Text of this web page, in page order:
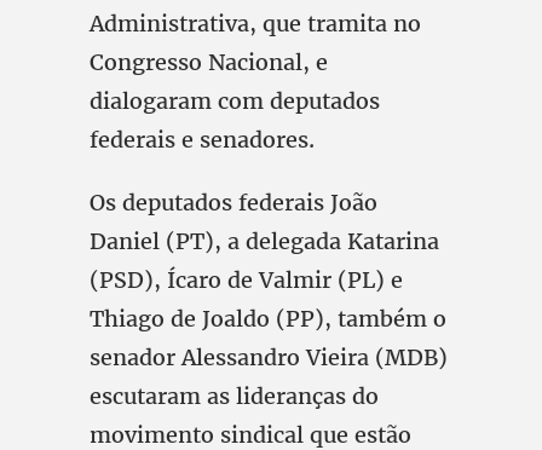
Administrativa, que tramita no
Congresso Nacional, e
dialogaram com deputados
federais e senadores.
Os deputados federais João
Daniel (PT), a delegada Katarina
(PSD), Ícaro de Valmir (PL) e
Thiago de Joaldo (PP), também o
senador Alessandro Vieira (MDB)
escutaram as lideranças do
movimento sindical que estão